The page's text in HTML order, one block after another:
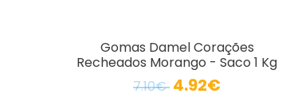
Gomas Damel Corações
Recheados Morango - Saco 1 Kg
7.10€ 4.92€